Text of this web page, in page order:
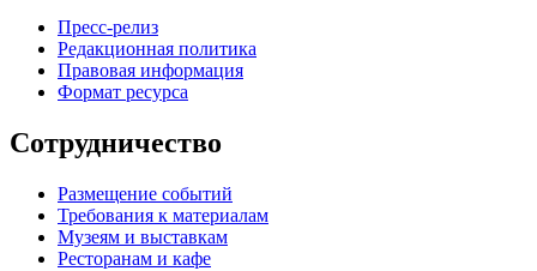
Пресс-релиз
Редакционная политика
Правовая информация
Формат ресурса
Сотрудничество
Размещение событий
Требования к материалам
Музеям и выставкам
Ресторанам и кафе